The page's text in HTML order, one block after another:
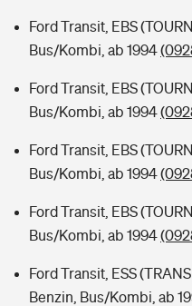
Ford Transit, EBS
Bus/Kombi, ab 1994
Ford Transit, EBS
Bus/Kombi, ab 1994
Ford Transit, EBS
Bus/Kombi, ab 1994
Ford Transit, EBS
Bus/Kombi, ab 1994
Ford Transit, ESS
Benzin, Bus/Kombi, ab